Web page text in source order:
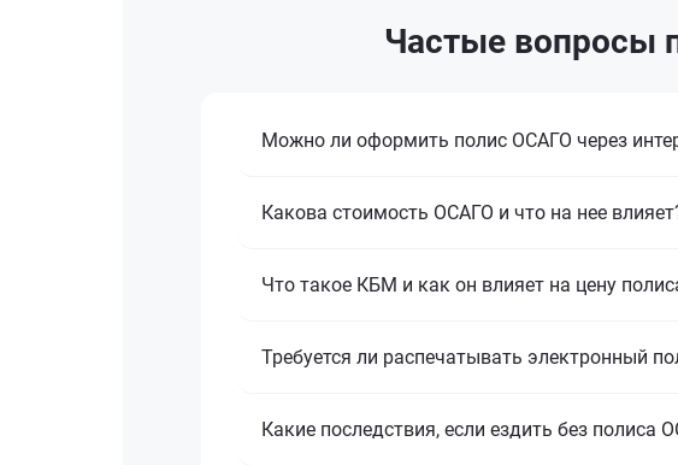
Частые вопросы
Можно ли оформить полис ОСАГО через
Какова стоимость ОСАГО и что на нее
Что такое КБМ и как он влияет на цену
Требуется ли распечатывать электронный
Какие последствия, если ездить без полиса